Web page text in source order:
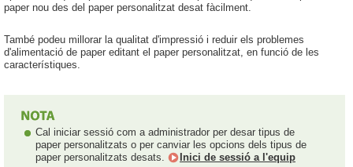
paper nou des del paper personalitzat desat fàcilment.
També podeu millorar la qualitat d'impressió i reduir els problemes
d'alimentació de paper editant el paper personalitzat, en funció de les
característiques.
Cal iniciar sessió com a administrador per desar tipus de
paper personalitzats o per canviar les opcions dels tipus de
paper personalitzats desats.
Inici de sessió a l'equip